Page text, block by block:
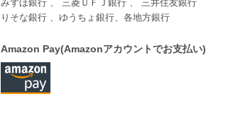
みずほ銀行 、 三菱ＵＦＪ銀行 、 三井住友銀行
りそな銀行 、ゆうちょ銀行、各地方銀行
Amazon Pay(Amazonアカウントでお支払い)